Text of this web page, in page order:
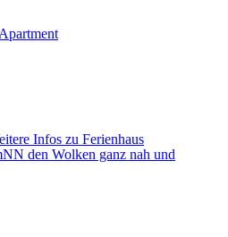
Infos zu Ferienhaus
den Wolken ganz nah und